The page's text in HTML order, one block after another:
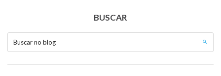
BUSCAR
Buscar no blog